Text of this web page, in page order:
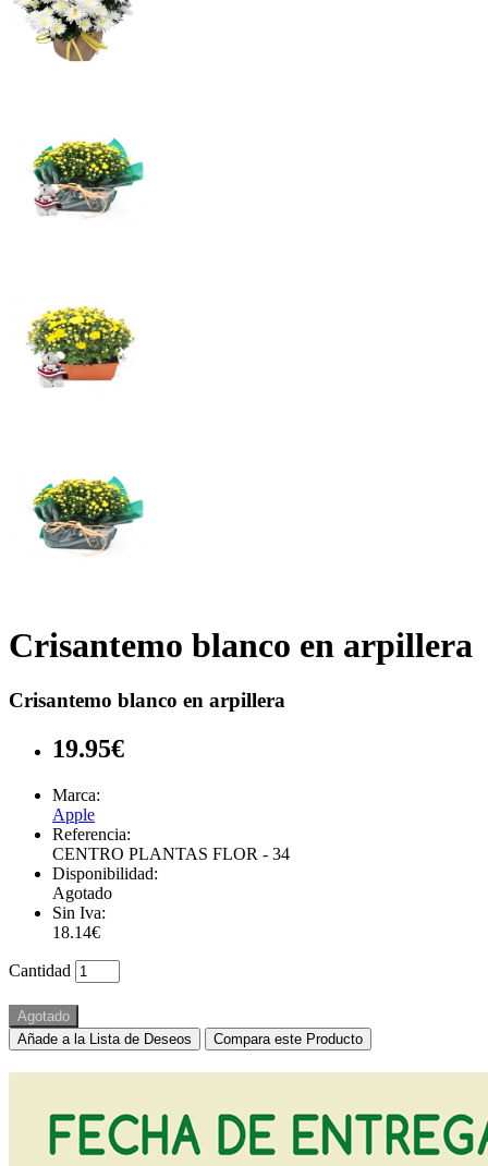
Crisantemo blanco en arpillera
Crisantemo blanco en arpillera
19.95€
Marca:
Apple
Referencia:
CENTRO PLANTAS FLOR - 34
Disponibilidad:
Agotado
Sin Iva:
18.14€
Cantidad
Agotado
Añade a la Lista de Deseos
Compara este Producto